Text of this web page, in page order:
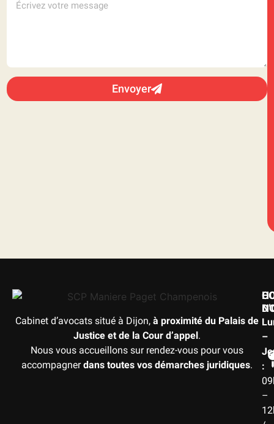
Envoyer
Cabinet d’avocats situé à Dijon, à proximité du Palais de
Justice et de la Cour d’appel .
Nous vous accueillons sur rendez-vous pour vous
accompagnerdans toutes vos démarches juridiques.
–
:
–